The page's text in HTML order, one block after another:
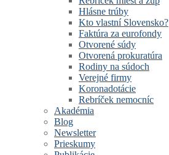
Hlásne trúby
Kto vlastní Slovensko?
Faktúra za eurofondy
Otvorené súdy
Otvorená prokuratúra
Rodiny na súdoch
Verejné firmy
Koronadotácie
Rebríček nemocníc
Akadémia
Blog
Newsletter
Prieskumy